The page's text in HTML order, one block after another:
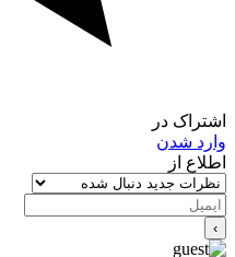
اشتراک در
وارد شدن
اطلاع از